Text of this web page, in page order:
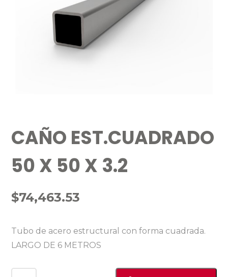
CAÑO EST.CUADRADO
50 X 50 X 3.2
$74,463.53
Tubo de acero estructural con forma cuadrada.
LARGO DE 6 METROS